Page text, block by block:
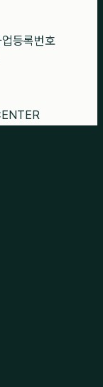
등록번호